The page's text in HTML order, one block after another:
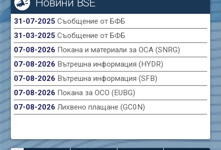
Новини BSE
31-07-2025Съобщение от БФБ
31-03-2025Съобщение от БФБ
07-08-2026 Покана и материали за ОСА (SNRG)
07-08-2026 Вътрешна информация (HYDR)
07-08-2026 Вътрешна информация (SFB)
07-08-2026 Покана за ОСО (EUBG)
07-08-2026Лихвено плащане (GC0N)